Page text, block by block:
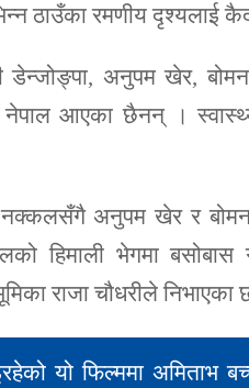
ठाउँका रमणीय दृश्यलाई
अनुपम खेर, बोमन
आएका छैनन् ।
अनुपम खेर र बोमन
हिमाली भेगमा
राजा चौधरीले निभाएका
यो फिल्ममा अमिताभ